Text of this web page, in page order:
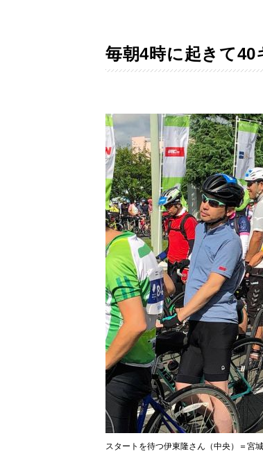
毎朝4時に起きて40
スタートを待つ伊東隆さん（中央）＝宮